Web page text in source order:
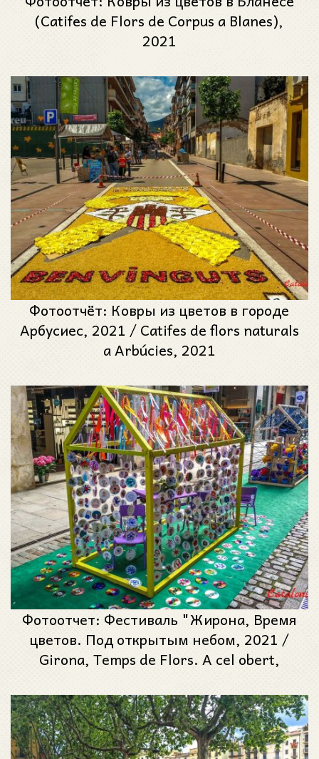
(Catifes de Flors de Corpus a Blanes),
2021
Фотоотчёт: Ковры из цветов в городе
Арбусиес, 2021 / Catifes de flors naturals
a Arbúcies, 2021
Фотоотчет: Фестиваль "Жирона, Время
цветов. Под открытым небом, 2021 /
Girona, Temps de Flors. A cel obert,